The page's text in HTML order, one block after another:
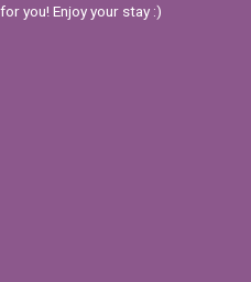
you! Enjoy your stay :)